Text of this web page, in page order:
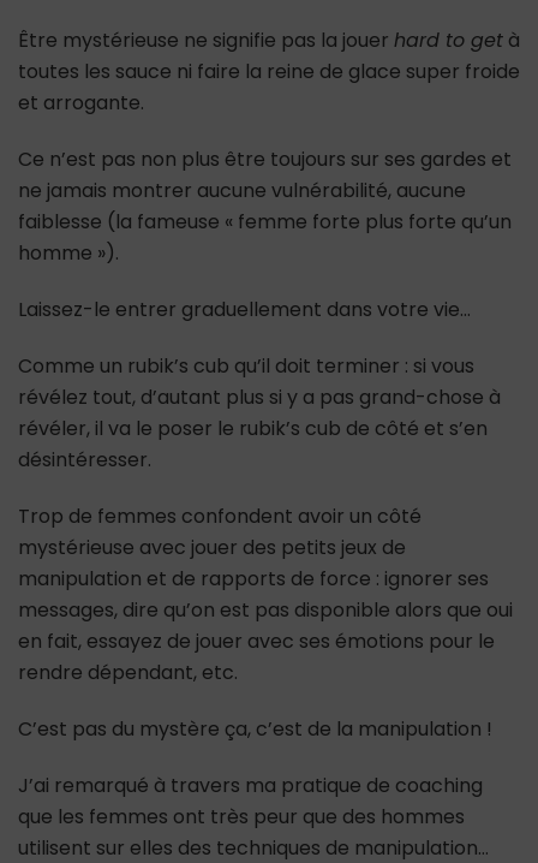
Être mystérieuse ne signifie pas la jouer hard to get à
toutes les sauce ni faire la reine de glace super froide
et arrogante.
Ce n’est pas non plus être toujours sur ses gardes et
ne jamais montrer aucune vulnérabilité, aucune
faiblesse (la fameuse « femme forte plus forte qu’un
homme »).
Laissez-le entrer graduellement dans votre vie…
Comme un rubik’s cub qu’il doit terminer : si vous
révélez tout, d’autant plus si y a pas grand-chose à
révéler, il va le poser le rubik’s cub de côté et s’en
désintéresser.
Trop de femmes confondent avoir un côté
mystérieuse avec jouer des petits jeux de
manipulation et de rapports de force : ignorer ses
messages, dire qu’on est pas disponible alors que oui
en fait, essayez de jouer avec ses émotions pour le
rendre dépendant, etc.
C’est pas du mystère ça, c’est de la manipulation !
J’ai remarqué à travers ma pratique de coaching
que les femmes ont très peur que des hommes
utilisent sur elles des techniques de manipulation…